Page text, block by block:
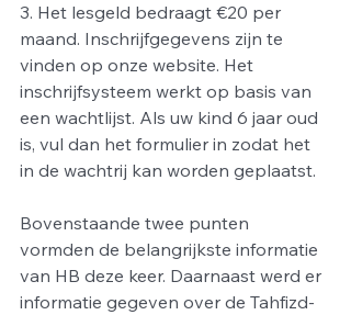
3. Het lesgeld bedraagt €20 per
maand. Inschrijfgegevens zijn te
vinden op onze website. Het
inschrijfsysteem werkt op basis van
een wachtlijst. Als uw kind 6 jaar oud
is, vul dan het formulier in zodat het
in de wachtrij kan worden geplaatst.
Bovenstaande twee punten
vormden de belangrijkste informatie
van HB deze keer. Daarnaast werd er
informatie gegeven over de Tahfizd-